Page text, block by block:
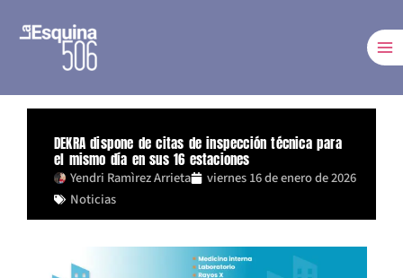
DEKRA dispone de citas de inspección técnica para
el mismo día en sus 16 estaciones
Yendri Ramìrez Arrieta
viernes 16 de enero de 2026
Noticias